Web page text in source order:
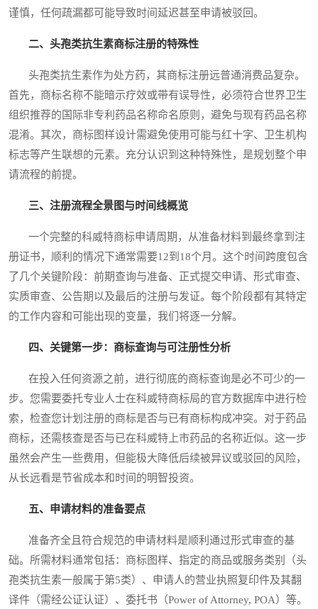
谨慎，任何疏漏都可能导致时间延迟甚至申请被驳回。
二、头孢类抗生素商标注册的特殊性
头孢类抗生素作为处方药，其商标注册远普通消费品复杂。
首先，商标名称不能暗示疗效或带有误导性，必须符合世界卫生
组织推荐的国际非专利药品名称命名原则，避免与现有药品名称
混淆。其次，商标图样设计需避免使用可能与红十字、卫生机构
标志等产生联想的元素。充分认识到这种特殊性，是规划整个申
请流程的前提。
三、注册流程全景图与时间线概览
一个完整的科威特商标申请周期，从准备材料到最终拿到注
册证书，顺利的情况下通常需要12到18个月。这个时间跨度包含
了几个关键阶段：前期查询与准备、正式提交申请、形式审查、
实质审查、公告期以及最后的注册与发证。每个阶段都有其特定
的工作内容和可能出现的变量，我们将逐一分解。
四、关键第一步：商标查询与可注册性分析
在投入任何资源之前，进行彻底的商标查询是必不可少的一
步。您需要委托专业人士在科威特商标局的官方数据库中进行检
索，检查您计划注册的商标是否与已有商标构成冲突。对于药品
商标，还需核查是否与已在科威特上市药品的名称近似。这一步
虽然会产生一些费用，但能极大降低后续被异议或驳回的风险，
从长远看是节省成本和时间的明智投资。
五、申请材料的准备要点
准备齐全且符合规范的申请材料是顺利通过形式审查的基
础。所需材料通常包括：商标图样、指定的商品或服务类别（头
孢类抗生素一般属于第5类）、申请人的营业执照复印件及其翻
译件（需经公证认证）、委托书（Power of Attorney, POA）等。